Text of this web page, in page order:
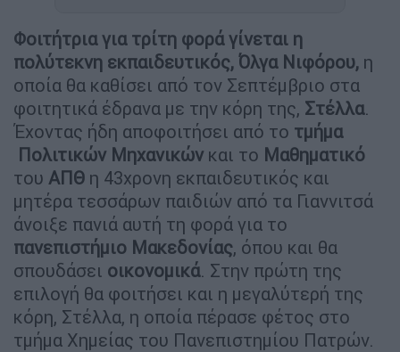
Φοιτήτρια για τρίτη φορά γίνεται η
πολύτεκνη εκπαιδευτικός, Όλγα Νιφόρου, η
οποία θα καθίσει από τον Σεπτέμβριο στα
φοιτητικά έδρανα με την κόρη της, Στέλλα.
Έχοντας ήδη αποφοιτήσει από το τμήμα
Πολιτικών Μηχανικών και το Μαθηματικό
του ΑΠΘ η 43χρονη εκπαιδευτικός και
μητέρα τεσσάρων παιδιών από τα Γιαννιτσά
άνοιξε πανιά αυτή τη φορά για το
πανεπιστήμιο Μακεδονίας, όπου και θα
σπουδάσει οικονομικά. Στην πρώτη της
επιλογή θα φοιτήσει και η μεγαλύτερή της
κόρη, Στέλλα, η οποία πέρασε φέτος στο
τμήμα Χημείας του Πανεπιστημίου Πατρών.